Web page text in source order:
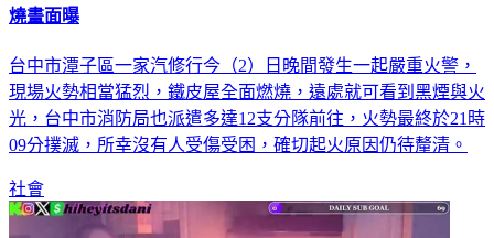
燒畫面曝
台中市潭子區一家汽修行今（2）日晚間發生一起嚴重火警，
現場火勢相當猛烈，鐵皮屋全面燃燒，遠處就可看到黑煙與火
光，台中市消防局也派遣多達12支分隊前往，火勢最終於21時
09分撲滅，所幸沒有人受傷受困，確切起火原因仍待釐清。
社會